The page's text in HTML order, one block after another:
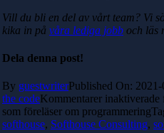
Vill du bli en del av vårt team? Vi
kika in på våra lediga jobb och läs
Dela denna post!
By guestwriterPublished On: 2021-
the codeKommentarer inaktiverade
som föreläser om programmering
softhouse, Softhouse Consulting,